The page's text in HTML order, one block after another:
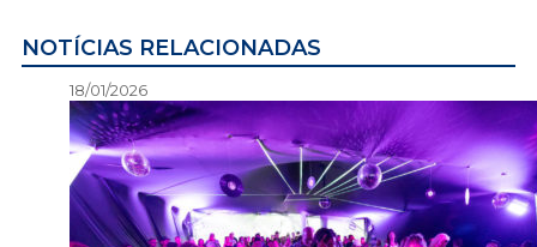
NOTÍCIAS RELACIONADAS
18/01/2026